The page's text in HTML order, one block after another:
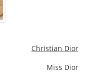
Christian Dior
Miss Dior